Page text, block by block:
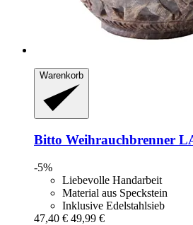
Warenkorb
Bitto Weihrauchbrenner
-5%
Liebevolle Handarbeit
Material aus Speckstein
Inklusive Edelstahlsieb
47,40 € 49,99 €